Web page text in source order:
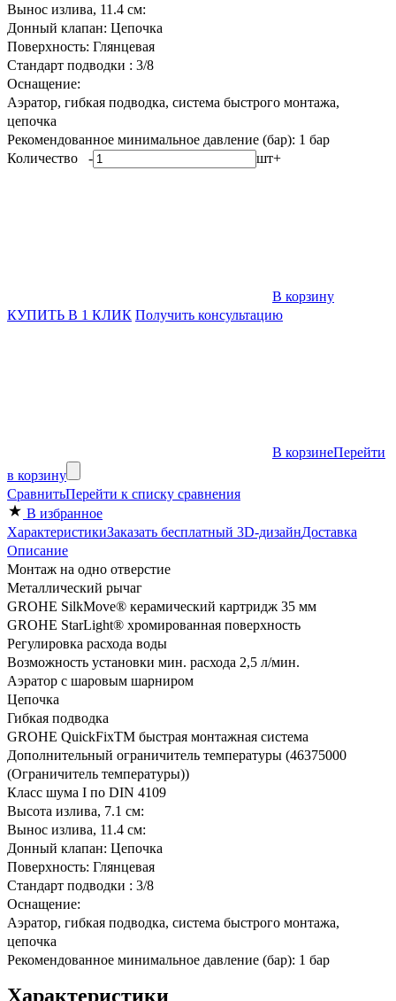
Вынос излива, 11.4 см:
Донный клапан: Цепочка
Поверхность: Глянцевая
Стандарт подводки : 3/8
Оснащение:
Аэратор, гибкая подводка, система быстрого монтажа,
цепочка
Рекомендованное минимальное давление (бар): 1 бар
Количество - шт+
В корзину
КУПИТЬ В 1 КЛИК Получить консультацию
В корзинеПерейти
в корзину
СравнитьПерейти к списку сравнения
В избранное
ХарактеристикиЗаказать бесплатный 3D-дизайнДоставка
Описание
Монтаж на одно отверстие
Металлический рычаг
GROHE SilkMove® керамический картридж 35 мм
GROHE StarLight® хромированная поверхность
Регулировка расхода воды
Возможность установки мин. расхода 2,5 л/мин.
Аэратор с шаровым шарниром
Цепочка
Гибкая подводка
GROHE QuickFixTM быстрая монтажная система
Дополнительный ограничитель температуры (46375000
(Ограничитель температуры))
Класс шума I по DIN 4109
Высота излива, 7.1 см:
Вынос излива, 11.4 см:
Донный клапан: Цепочка
Поверхность: Глянцевая
Стандарт подводки : 3/8
Оснащение:
Аэратор, гибкая подводка, система быстрого монтажа,
цепочка
Рекомендованное минимальное давление (бар): 1 бар
Характеристики